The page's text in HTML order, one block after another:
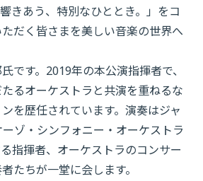
きあう、特別なひととき。」をコ
だく皆さまを美しい音楽の世界へ
です。2019年の本公演指揮者で、
るオーケストラと共演を重ねるな
を歴任されています。演奏はジャ
ゾ・シンフォニー・オーケストラ
指揮者、オーケストラのコンサー
たちが一堂に会します。